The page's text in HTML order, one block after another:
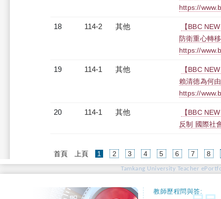
https://
18 114-2 其他
【BBC
防衛重心轉
https://
19 114-1 其他
【BBC
賴清德為何
https://
20 114-1 其他
【BBC
反制 國際社
首頁 上頁 1 (current)
2 3 4 5 6 7 8
Tamkang University Teacher
教師歷程問與答: